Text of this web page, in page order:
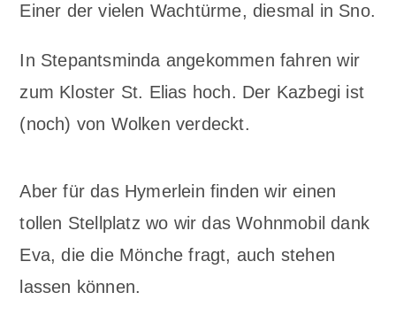
Einer der vielen Wachtürme, diesmal in Sno.
In Stepantsminda angekommen fahren wir
zum Kloster St. Elias hoch. Der Kazbegi ist
(noch) von Wolken verdeckt.
Aber für das Hymerlein finden wir einen
tollen Stellplatz wo wir das Wohnmobil dank
Eva, die die Mönche fragt, auch stehen
lassen können.